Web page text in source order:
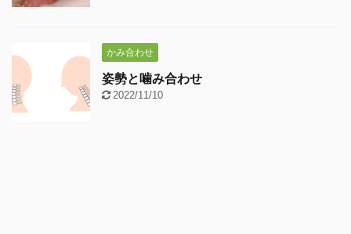
かみ合わせ
姿勢と噛み合わせ
2022/11/10